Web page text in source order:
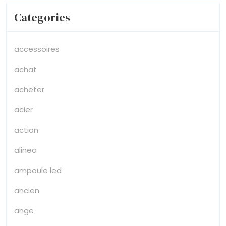
Categories
accessoires
achat
acheter
acier
action
alinea
ampoule led
ancien
ange